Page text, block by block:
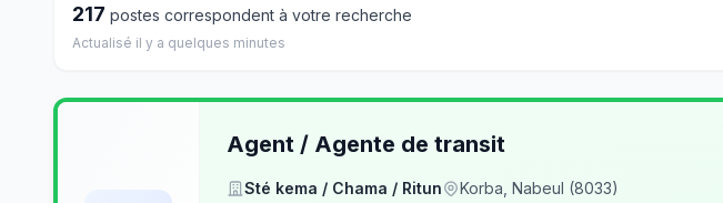
217 postes correspondent à votre recherche
Actualisé il y a quelques minutes
Agent / Agente de transit
Sté kema / Chama / Ritun Korba, Nabeul (8033)